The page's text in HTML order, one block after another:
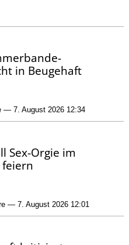
in Beugehaft
— 7. August 2026 12:34
Sex-Orgie im
— 7. August 2026 12:01